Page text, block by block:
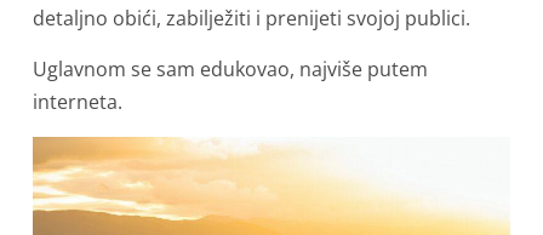
detaljno obići, zabilježiti i prenijeti svojoj publici.
Uglavnom se sam edukovao, najviše putem
interneta.